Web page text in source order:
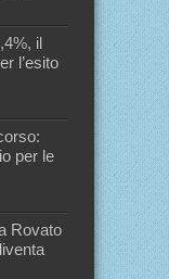
il
l’esito
per le
Rovato